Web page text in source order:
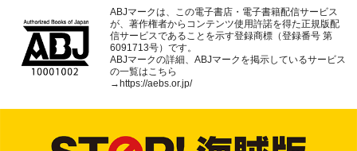
ABJマークは、この電子書店・電子書籍配信サービス
が、著作権者からコンテンツ使用許諾を得た正規版配
信サービスであることを示す登録商標（登録番号 第
6091713号）です。
ABJマークの詳細、ABJマークを掲示しているサービス
の一覧はこちら
→https://aebs.or.jp/